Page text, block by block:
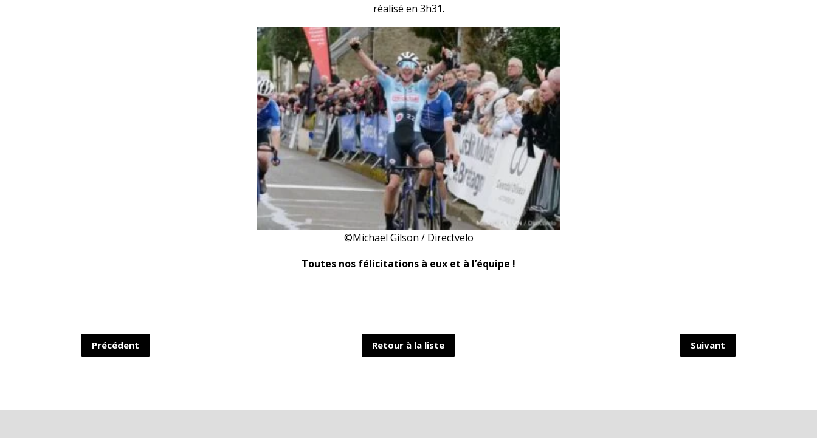
réalisé en 3h31.
©Michaël Gilson / Directvelo
Toutes nos félicitations à eux et à l’équipe !
Retour à la liste
Précédent Suivant